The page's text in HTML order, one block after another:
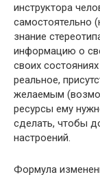
инструктора
самостоятельно
знание
инфор­мацию о
своих
реальное,
желае­мым
ресурсы ему
сделать, чтобы
настроений.
Формула